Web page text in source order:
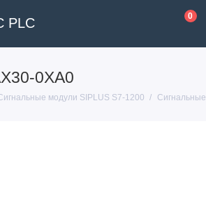
0
0XA0
модули SIPLUS S7-1200